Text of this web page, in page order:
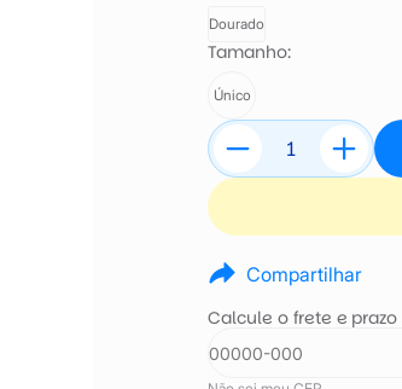
Dourado
Tamanho:
Único
Compartilhar
Calcule o frete e